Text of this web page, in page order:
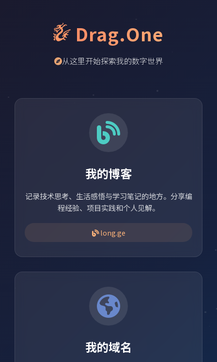
Drag.One
从这里开始探索我的数字世界
我的博客
记录技术思考、生活感悟与学习笔记的地方。分享编
程经验、项目实践和个人见解。
long.ge
我的域名